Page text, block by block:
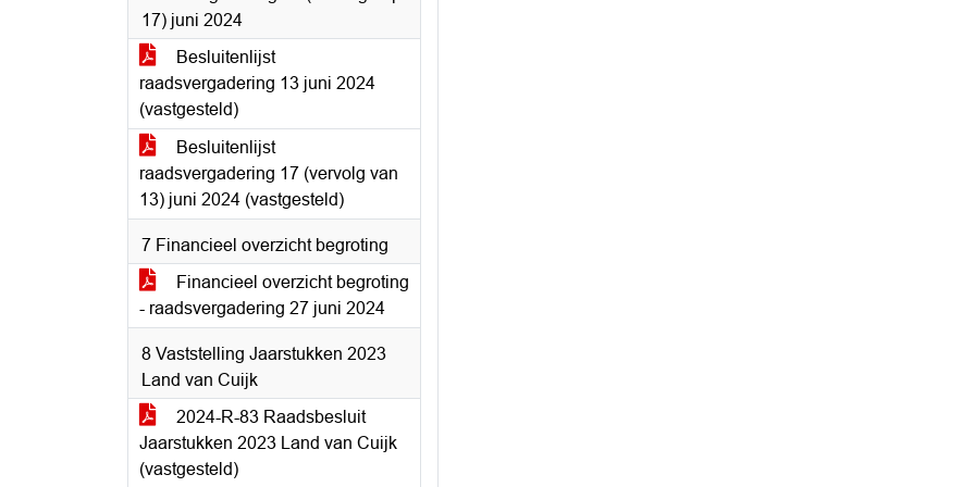
17) juni 2024
Besluitenlijst
raadsvergadering 13 juni 2024
(vastgesteld)
Besluitenlijst
raadsvergadering 17 (vervolg van
13) juni 2024 (vastgesteld)
7 Financieel overzicht begroting
Financieel overzicht begroting
- raadsvergadering 27 juni 2024
8 Vaststelling Jaarstukken 2023
Land van Cuijk
2024-R-83 Raadsbesluit
Jaarstukken 2023 Land van Cuijk
(vastgesteld)